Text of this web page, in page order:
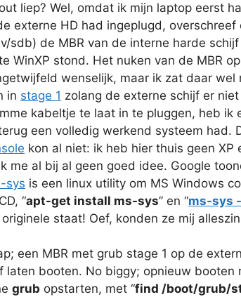
liep? Wel, omdat ik mijn laptop eerst
externe HD had ingeplugd,
sdb) de MBR van de interne harde
WinXP stond. Het nuken van de MBR
wenselijk, maar ik zat daar
in stage 1 zolang de externe schijf er
kabeltje te laat in te pluggen, heb ik
een volledig werkend systeem had.
kon al niet: ik heb hier thuis geen
me al bij al geen goed idee. Google
sys is een linux utility om MS Windows
“apt-get install ms-sys” en “ms-sys
staat! Oef, konden ze mij
een MBR met grub stage 1 op de
laten booten. No biggy; opnieuw booten
grub opstarten, met “find /boot/grub/